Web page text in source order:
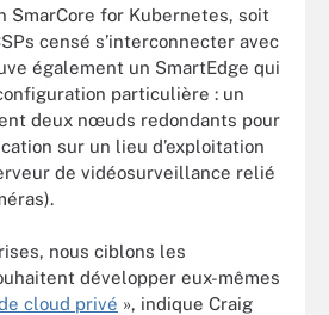
SmarCore for Kubernetes, soit
censé s’interconnecter avec
également un SmartEdge qui
particulière : un
deux nœuds redondants pour
sur un lieu d’exploitation
de vidéosurveillance relié
nous ciblons les
développer eux-mêmes
cloud privé », indique Craig